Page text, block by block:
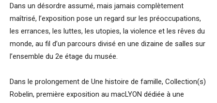
Dans un désordre assumé, mais jamais complètement
maîtrisé, l’exposition pose un regard sur les préoccupations,
les errances, les luttes, les utopies, la violence et les rêves du
monde, au fil d’un parcours divisé en une dizaine de salles sur
l’ensemble du 2e étage du musée.
Dans le prolongement de Une histoire de famille, Collection(s)
Robelin, première exposition au macLYON dédiée à une